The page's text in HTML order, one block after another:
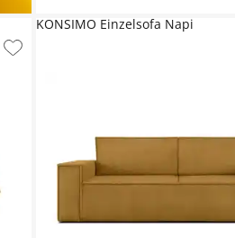
KONSIMO Einzelsofa Napi